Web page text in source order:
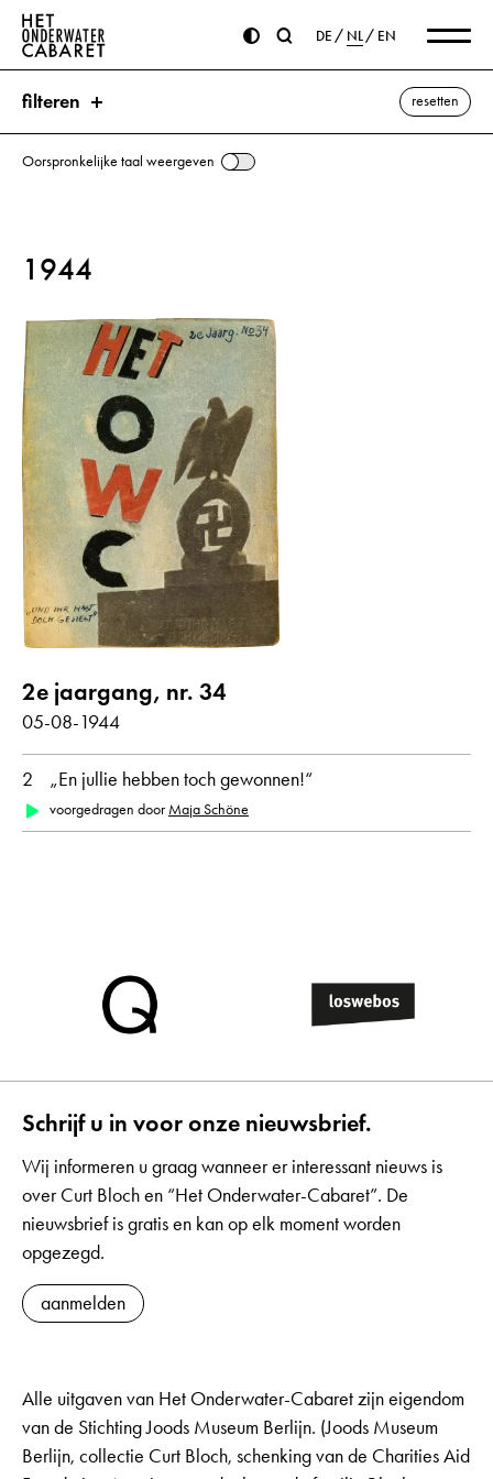
DE NL EN
filteren resetten
Neckar ⌫
Feldherrnhalle Hakenkruis Hitler, Adolf
alle weergeven
Gedichten met audiobijdrage
jaar
1944
maand
oorspronkelijke taal
Oorspronkelijke taal weergeven
1944
2e jaargang, nr. 34
05-08-1944
2 „En jullie hebben toch gewonnen!“
voorgedragen door Maja Schöne
Schrijf u in voor onze nieuwsbrief.
Wij informeren u graag wanneer er interessant nieuws is
over Curt Bloch en “Het Onderwater-Cabaret”. De
nieuwsbrief is gratis en kan op elk moment worden
opgezegd.
aanmelden
Alle uitgaven van Het Onderwater-Cabaret zijn eigendom
van de Stichting Joods Museum Berlijn. (Joods Museum
Berlijn, collectie Curt Bloch, schenking van de Charities Aid